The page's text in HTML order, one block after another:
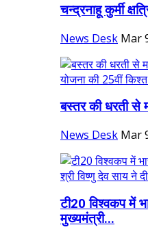
चन्द्रनाहू कुर्मी
News Desk Mar
बस्तर की धरती से
News Desk Mar
टी20 विश्वकप में
मुख्यमंत्री...